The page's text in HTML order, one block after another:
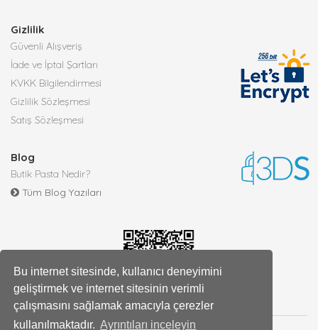
Bu internet sitesinde, kullanıcı deneyimini
geliştirmek ve internet sitesinin verimli
çalışmasını sağlamak amacıyla çerezler
kullanılmaktadır. Ayrıntıları inceleyin
Gizlilik
Güvenli Alışveriş
İade ve İptal Şartları
KVKK Bilgilendirmesi
Gizlilik Sözleşmesi
Satış Sözleşmesi
Blog
Butik Pasta Nedir?
Tüm Blog Yazıları